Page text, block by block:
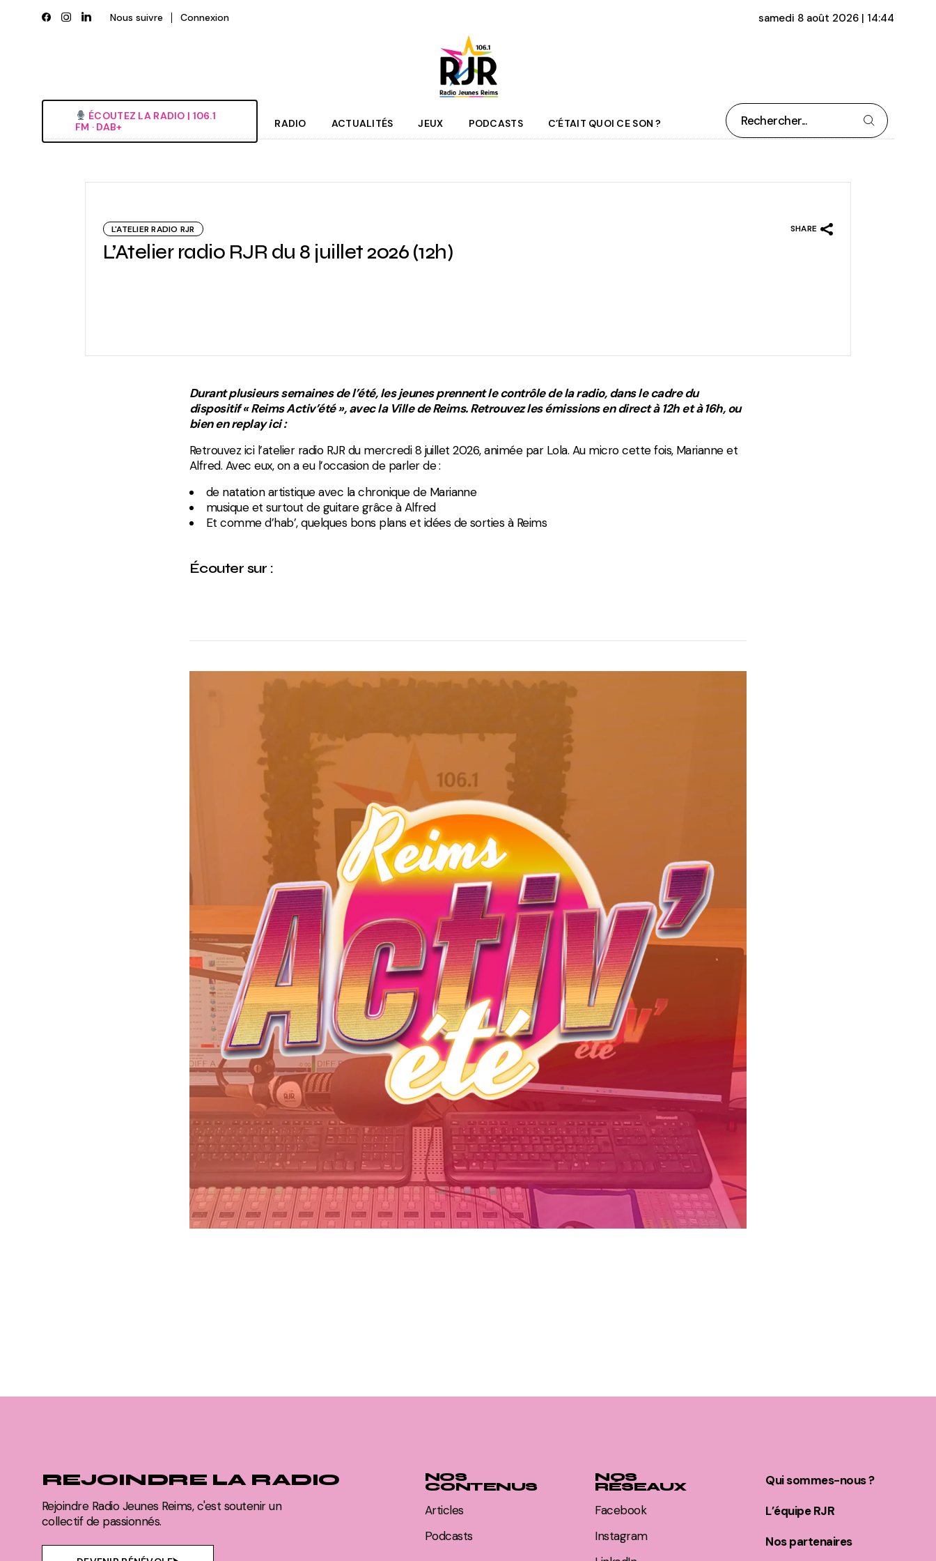
Nous suivre Connexion samedi 8 août 2026 | 14:44
ÉCOUTEZ LA RADIO‎ | ‎106.1
FM · DAB+
RADIO
Devenir bénévole
Nous écouter
ACTUALITÉS
Mobilité
JEUX PODCASTS C’ÉTAIT QUOI CE SON ?
Rechercher
L'ATELIER RADIO RJR
L’Atelier radio RJR du 8 juillet 2026 (12h)
SHARE
Durant plusieurs semaines de l’été, les jeunes prennent le contrôle de la radio, dans le cadre du
dispositif « Reims Activ’été », avec la Ville de Reims. Retrouvez les émissions en direct à 12h et à 16h, ou
bien en replay ici :
Retrouvez ici l’atelier radio RJR du mercredi 8 juillet 2026, animée par Lola. Au micro cette fois, Marianne et
Alfred. Avec eux, on a eu l’occasion de parler de :
de natation artistique avec la chronique de Marianne
musique et surtout de guitare grâce à Alfred
Et comme d’hab’, quelques bons plans et idées de sorties à Reims
Écouter sur :
REJOINDRE LA RADIO
Rejoindre Radio Jeunes Reims, c'est soutenir un
collectif de passionnés.
NOS
CONTENUS
Articles
Podcasts
NOS
RÉSEAUX
Facebook
Instagram
Qui sommes-nous ?
L’équipe RJR
Nos partenaires